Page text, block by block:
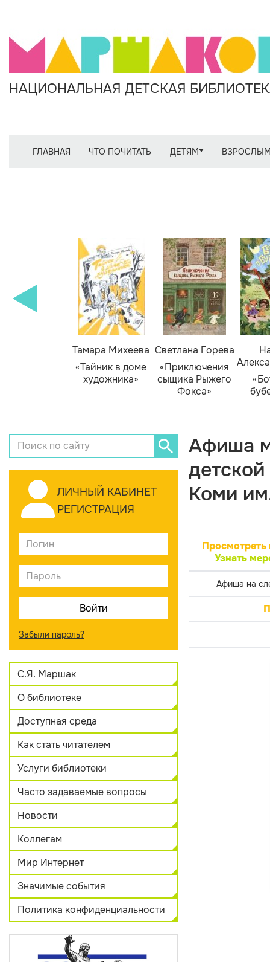
НАЦИОНАЛЬНАЯ ДЕТСКАЯ
ГЛАВНАЯ ЧТО ПОЧИТАТЬ ДЕТЯМ
Тамара Михеева
«Тайник в доме
художника»
Светлана Горева
«Приключения
сыщика Рыжего
Фокса»
ЛИЧНЫЙ КАБИНЕТ
РЕГИСТРАЦИЯ
Забыли пароль?
С.Я. Маршак
О библиотеке
Доступная среда
Как стать читателем
Услуги библиотеки
Часто задаваемые вопросы
Новости
Коллегам
Мир Интернет
Значимые события
Политика конфиденциальности
Афиша
Коми
Просмотреть
Узнать
Афиша на